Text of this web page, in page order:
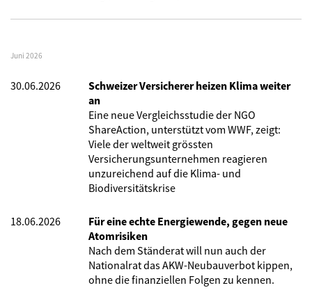
Juni 2026
30.06.2026
Schweizer Versicherer heizen Klima weiter
an
Eine neue Vergleichsstudie der NGO
ShareAction, unterstützt vom WWF, zeigt:
Viele der weltweit grössten
Versicherungsunternehmen reagieren
unzureichend auf die Klima- und
Biodiversitätskrise
18.06.2026
Für eine echte Energiewende, gegen neue
Atomrisiken
Nach dem Ständerat will nun auch der
Nationalrat das AKW-Neubauverbot kippen,
ohne die finanziellen Folgen zu kennen.